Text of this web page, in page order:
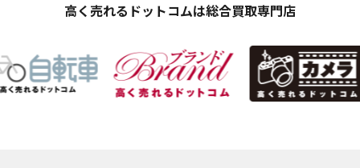
高く売れるドットコムは総合買取専門店